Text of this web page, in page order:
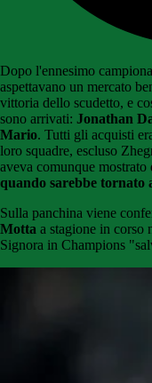
Dopo l'ennesimo
aspettavano un mercato
vittoria dello scudetto, e
sono arrivati: Jonathan
Mario. Tutti gli acquisti
loro squadre, escluso
aveva comunque mostrato
quando sarebbe tornato
Sulla panchina viene
Motta a stagione in corso
Signora in Champions